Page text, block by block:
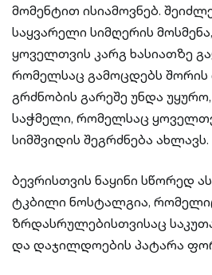
მომენტით ისიამოვნებ.
საყვარელი სიმღერის
ყოველთვის კარგ ხასიათზე
რომელსაც გამოცდებს შორის
გრძნობის გარეშე უნდა
საჭმელი, რომელსაც
სიმშვიდის შეგრძნება ახლავს.
ბევრისთვის ნაყინი სწორედ
ტკბილი ნოსტალგია,
ზრდასრულებისთვისაც
და დაჯილდოების პატარა